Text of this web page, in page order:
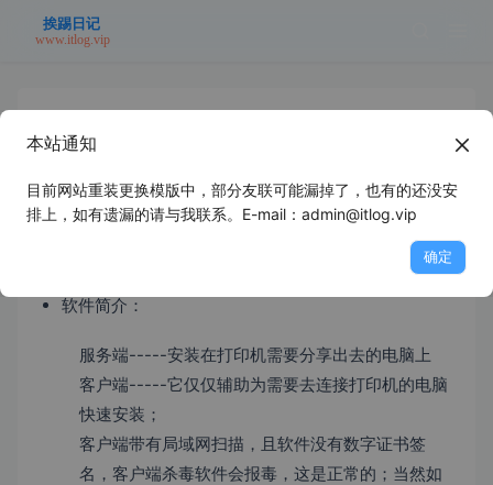
USB本地打印机转网络打印服务器使用
简介
软件简介：
服务端-----安装在打印机需要分享出去的电脑上
客户端-----它仅仅辅助为需要去连接打印机的电脑
快速安装；
客户端带有局域网扫描，且软件没有数字证书签
名，客户端杀毒软件会报毒，这是正常的；当然如
本站通知
目前网站重装更换模版中，部分友联可能漏掉了，也有的还没安
排上，如有遗漏的请与我联系。E-mail：admin@itlog.vip
确定